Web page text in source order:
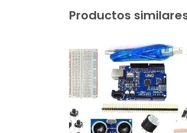
Productos